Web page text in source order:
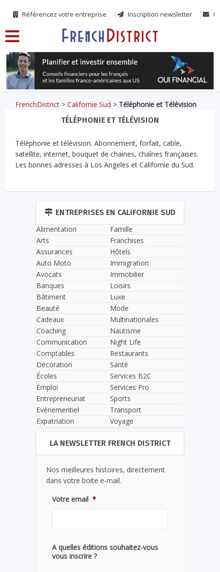
Référencez votre entreprise Inscription newsletter
FrenchDistrict >Californie Sud > Téléphonie et Télévision
TÉLÉPHONIE ET TÉLÉVISION
Téléphonie et télévision. Abonnement, forfait, cable,
satellite, internet, bouquet de chaines, chaînes françaises.
Les bonnes adresses à Los Angeles et Californie du Sud.
ENTREPRISES EN CALIFORNIE SUD
Alimentation
Arts
Assurances
Auto Moto
Avocats
Banques
Bâtiment
Beauté
Cadeaux
Coaching
Communication
Comptables
Décoration
Écoles
Emploi
Entrepreneuriat
Evènementiel
Expatriation
Famille
Franchises
Hôtels
Immigration
Immobilier
Loisirs
Luxe
Mode
Multinationales
Nautisme
Night Life
Restaurants
Santé
Services B2C
Services Pro
Sports
Transport
Voyage
LA NEWSLETTER FRENCH DISTRICT
Nos meilleures histoires, directement
dans votre boite e-mail.
Votre email *
A quelles éditions souhaitez-vous
vous inscrire ?